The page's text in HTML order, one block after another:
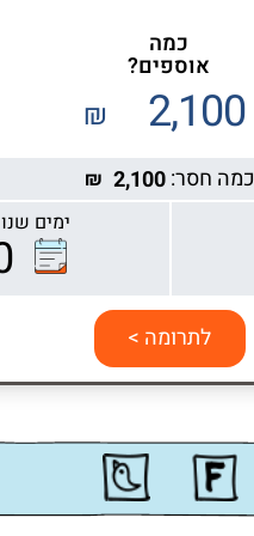
כמה
אוספים?
2,100
₪
כמה חסר:2,100
₪
ימים